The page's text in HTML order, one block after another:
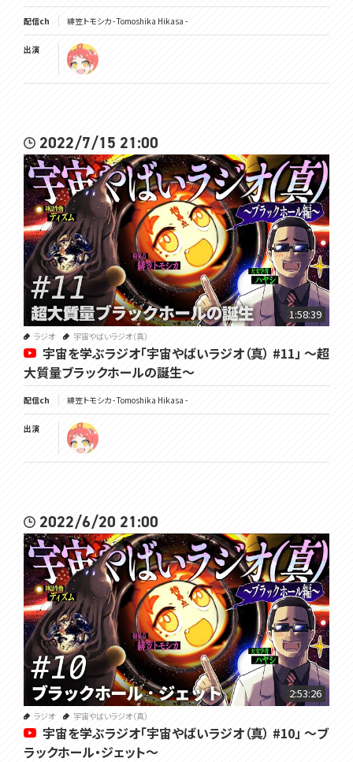
配信ch 緋笠トモシカ - Tomoshika Hikasa -
出演
2022/7/15 21:00
1:58:39
ラジオ 宇宙やばいラジオ（真）
宇宙を学ぶラジオ「宇宙やばいラジオ（真） #11」 ～超
大質量ブラックホールの誕生～
配信ch 緋笠トモシカ - Tomoshika Hikasa -
出演
2022/6/20 21:00
2:53:26
ラジオ 宇宙やばいラジオ（真）
宇宙を学ぶラジオ「宇宙やばいラジオ（真） #10」 ～ブ
ラックホール・ジェット～